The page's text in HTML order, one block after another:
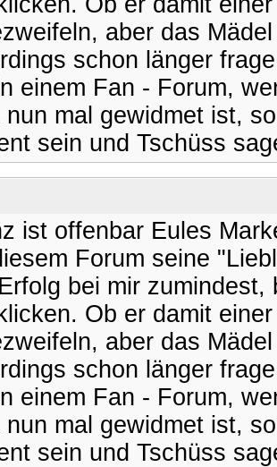
aber das
schon länger
einem Fan - Forum,
nun mal gewidmet ist,
sein und Tschüss
ist offenbar Eules
Forum seine
bei mir
Ob er damit
aber das
schon länger
einem Fan - Forum,
nun mal gewidmet ist,
sein und Tschüss